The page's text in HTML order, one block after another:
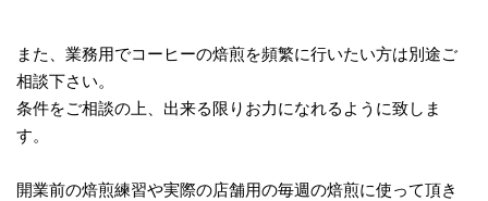
また、業務用でコーヒーの焙煎を頻繁に行いたい方は別途ご
相談下さい。
条件をご相談の上、出来る限りお力になれるように致しま
す。
開業前の焙煎練習や実際の店舗用の毎週の焙煎に使って頂き